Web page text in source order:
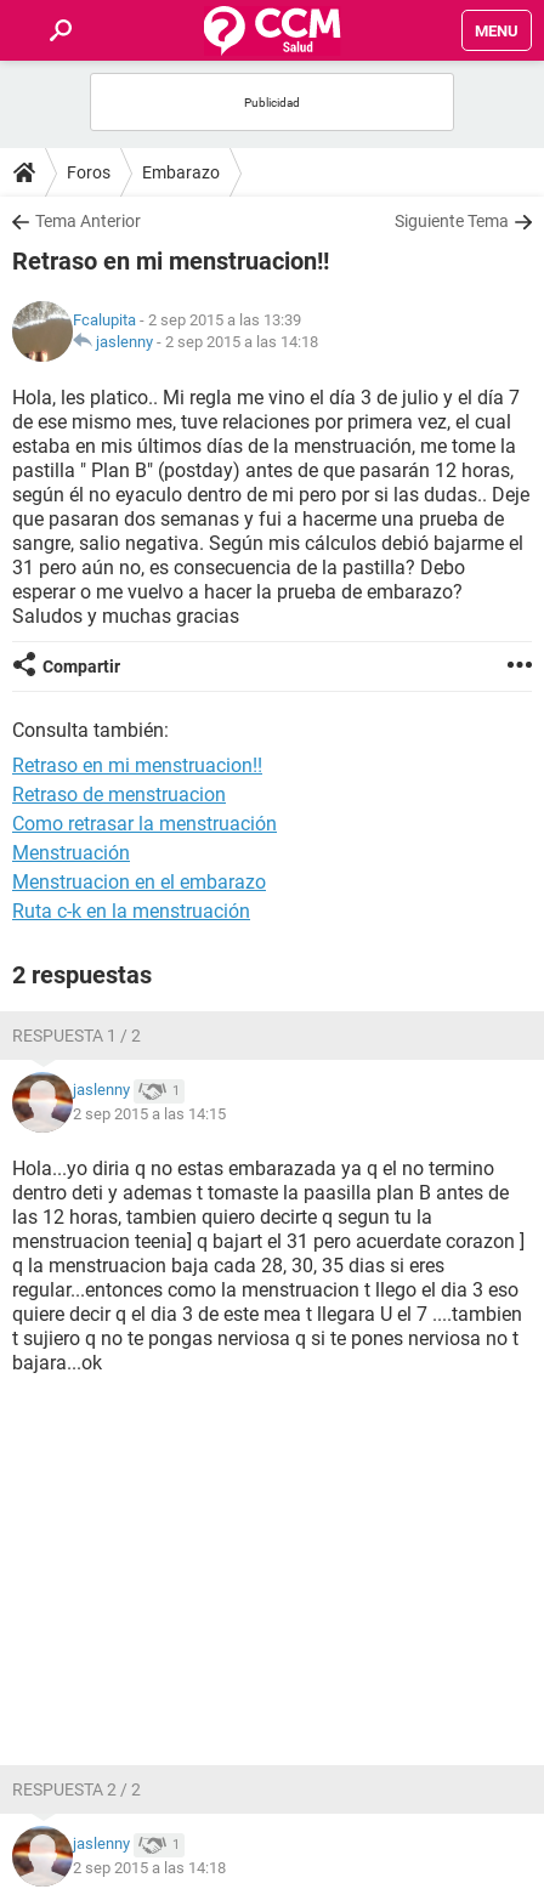
MENU
FOROS
SALUD
NUTRICIÓN
BIENESTAR
SEXUALIDAD
GLOSARIO
Foros Embarazo
Tema Anterior Siguiente Tema
Retraso en mi menstruacion!!
Fcalupita - 2 sep 2015 a las 13:39
jaslenny - 2 sep 2015 a las 14:18
Hola, les platico.. Mi regla me vino el día 3 de julio y el día 7
de ese mismo mes, tuve relaciones por primera vez, el cual
estaba en mis últimos días de la menstruación, me tome la
pastilla " Plan B" (postday) antes de que pasarán 12 horas,
según él no eyaculo dentro de mi pero por si las dudas.. Deje
que pasaran dos semanas y fui a hacerme una prueba de
sangre, salio negativa. Según mis cálculos debió bajarme el
31 pero aún no, es consecuencia de la pastilla? Debo
esperar o me vuelvo a hacer la prueba de embarazo?
Saludos y muchas gracias
Compartir
Consulta también:
Retraso en mi menstruacion!!
Retraso de menstruacion
Como retrasar la menstruación
Menstruación
Menstruacion en el embarazo
Ruta c-k en la menstruación
2 respuestas
RESPUESTA 1 / 2
jaslenny 1
2 sep 2015 a las 14:15
Hola...yo diria q no estas embarazada ya q el no termino
dentro deti y ademas t tomaste la paasilla plan B antes de
las 12 horas, tambien quiero decirte q segun tu la
menstruacion teenia] q bajart el 31 pero acuerdate corazon ]
q la menstruacion baja cada 28, 30, 35 dias si eres
regular...entonces como la menstruacion t llego el dia 3 eso
quiere decir q el dia 3 de este mea t llegara U el 7 ....tambien
t sujiero q no te pongas nerviosa q si te pones nerviosa no t
bajara...ok
RESPUESTA 2 / 2
jaslenny 1
2 sep 2015 a las 14:18